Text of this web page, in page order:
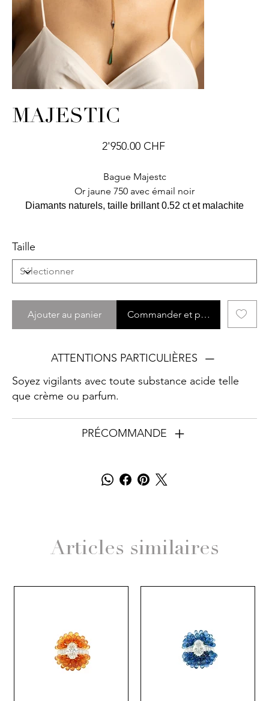
MAJESTIC
Prix
2'950.00 CHF
Bague Majestc
Or jaune 750 avec émail noir
Diamants naturels, taille brillant 0.52 ct et malachite
Taille
Ajouter au panier Commander et payer
ATTENTIONS PARTICULIÈRES
Soyez vigilants avec toute substance acide telle
que crème ou parfum.
PRÉCOMMANDE
Articles similaires